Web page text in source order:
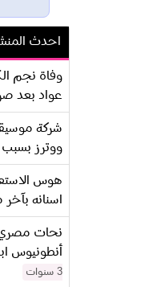
احدث
وفاة نجم
عواد بعد
شركة
ووترز بسبب
هوس
اسنانه
نحات مصري
أنطونيوس
3 سنوات